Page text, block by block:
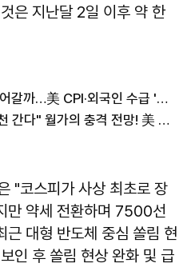
은 지난달 2일 이후 약 한
코스피, 급락 후 반등세 이어갈까…美 CPI·외국인 수급 '촉각'
"폭락장에도 코스피 1만2천 간다" 월가의 충격 전망! 美 반도체 15% 관세 폭탄·7조 빚 경기도 세수 전쟁까지
"코스피가 사상 최초로 장
만 약세 전환하며 7500선
근 대형 반도체 중심 쏠림 현
인 후 쏠림 현상 완화 및 급